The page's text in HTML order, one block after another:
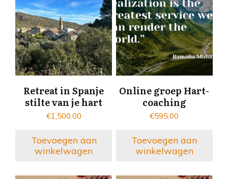
Retreat in Spanje
stilte van je hart
€1,500.00
Toevoegen aan
winkelwagen
Online groep Hart-
coaching
€595.00
Toevoegen aan
winkelwagen